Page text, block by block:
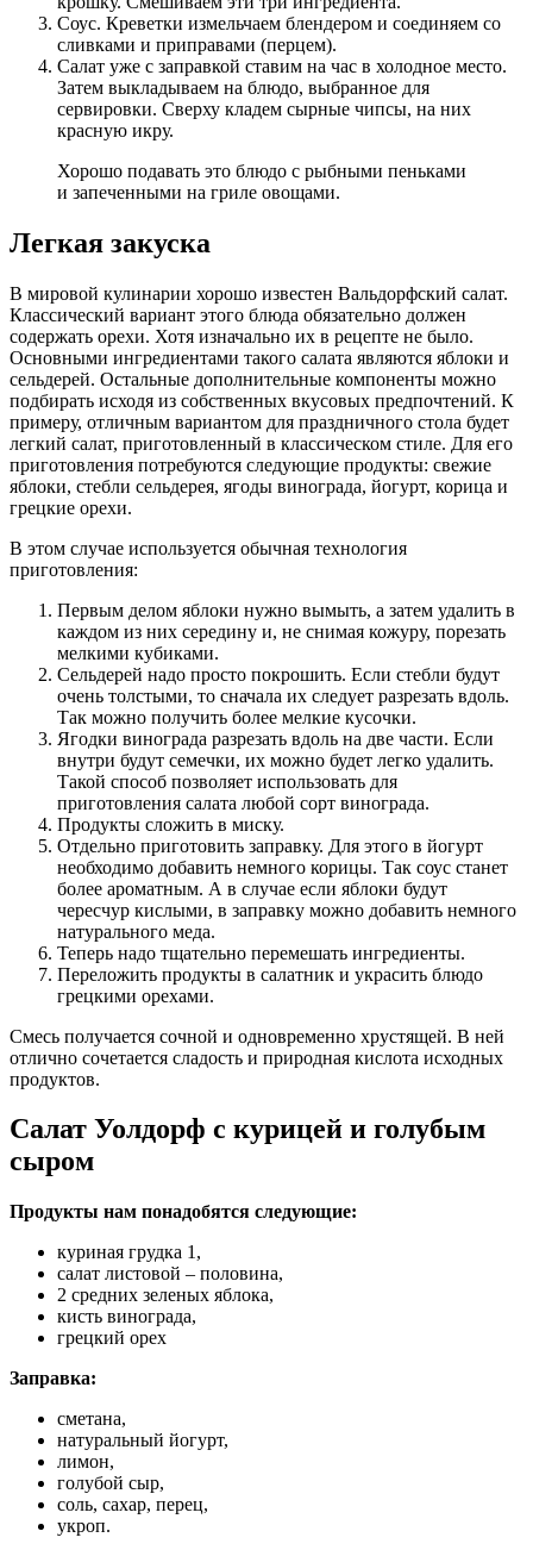
Соус. Креветки измельчаем блендером и соединяем со
сливками и приправами (перцем).
Салат уже с заправкой ставим на час в холодное место.
Затем выкладываем на блюдо, выбранное для
сервировки. Сверху кладем сырные чипсы, на них
красную икру.
Хорошо подавать это блюдо с рыбными пеньками
и запеченными на гриле овощами.
Легкая закуска
В мировой кулинарии хорошо известен Вальдорфский салат.
Классический вариант этого блюда обязательно должен
содержать орехи. Хотя изначально их в рецепте не было.
Основными ингредиентами такого салата являются яблоки и
сельдерей. Остальные дополнительные компоненты можно
подбирать исходя из собственных вкусовых предпочтений. К
примеру, отличным вариантом для праздничного стола будет
легкий салат, приготовленный в классическом стиле. Для его
приготовления потребуются следующие продукты: свежие
яблоки, стебли сельдерея, ягоды винограда, йогурт, корица и
грецкие орехи.
В этом случае используется обычная технология
приготовления:
Первым делом яблоки нужно вымыть, а затем удалить в
каждом из них середину и, не снимая кожуру, порезать
мелкими кубиками.
Сельдерей надо просто покрошить. Если стебли будут
очень толстыми, то сначала их следует разрезать вдоль.
Так можно получить более мелкие кусочки.
Ягодки винограда разрезать вдоль на две части. Если
внутри будут семечки, их можно будет легко удалить.
Такой способ позволяет использовать для
приготовления салата любой сорт винограда.
Продукты сложить в миску.
Отдельно приготовить заправку. Для этого в йогурт
необходимо добавить немного корицы. Так соус станет
более ароматным. А в случае если яблоки будут
чересчур кислыми, в заправку можно добавить немного
натурального меда.
Теперь надо тщательно перемешать ингредиенты.
Переложить продукты в салатник и украсить блюдо
грецкими орехами.
Смесь получается сочной и одновременно хрустящей. В ней
отлично сочетается сладость и природная кислота исходных
продуктов.
Салат Уолдорф с курицей и голубым
сыром
Продукты нам понадобятся следующие:
куриная грудка 1,
салат листовой – половина,
2 средних зеленых яблока,
кисть винограда,
грецкий орех
Заправка:
сметана,
натуральный йогурт,
лимон,
голубой сыр,
соль, сахар, перец,
укроп.